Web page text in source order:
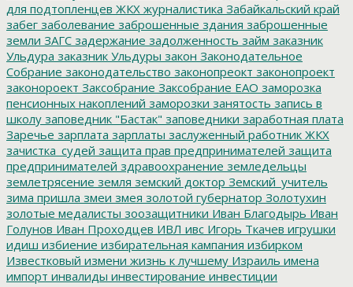
для подтопленцев ЖКХ журналистика Забайкальский край
забег заболевание заброшенные здания заброшенные
земли ЗАГС задержание задолженность займ заказник
Ульдура заказник Ульдуры закон Законодательное
Собрание законодательство законопреокт законопроект
законороект Заксобрание Заксобрание ЕАО заморозка
пенсионных накоплений заморозки занятость запись в
школу заповедник "Бастак" заповедники заработная плата
Заречье зарплата зарплаты заслуженный работник ЖКХ
зачистка_судей защита прав предпринимателей защита
предпринимателей здравоохранение земледельцы
землетрясение земля земский доктор Земский_учитель
зима пришла змеи змея золотой губернатор Золотухин
золотые медалисты зоозащитники Иван Благодырь Иван
Голунов Иван Проходцев ИВЛ ивс Игорь Ткачев игрушки
идиш избиение избирательная кампания избирком
Известковый измени жизнь к лучшему Израиль имена
импорт инвалиды инвестирование инвестиции